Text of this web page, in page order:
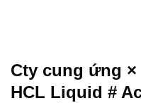
Cty cung ứng
HCL Liquid #